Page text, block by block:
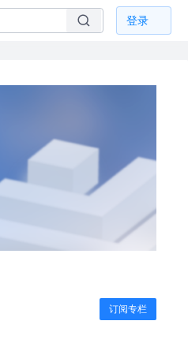
登录
订阅专栏